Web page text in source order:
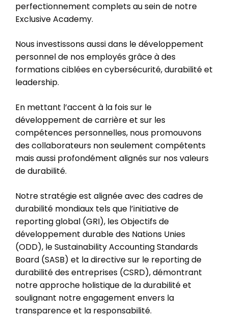
perfectionnement complets au sein de notre
Exclusive Academy.
Nous investissons aussi dans le développement
personnel de nos employés grâce à des
formations ciblées en cybersécurité, durabilité et
leadership.
En mettant l’accent à la fois sur le
développement de carrière et sur les
compétences personnelles, nous promouvons
des collaborateurs non seulement compétents
mais aussi profondément alignés sur nos valeurs
de durabilité.
Notre stratégie est alignée avec des cadres de
durabilité mondiaux tels que l’initiative de
reporting global (GRI), les Objectifs de
développement durable des Nations Unies
(ODD), le Sustainability Accounting Standards
Board (SASB) et la directive sur le reporting de
durabilité des entreprises (CSRD), démontrant
notre approche holistique de la durabilité et
soulignant notre engagement envers la
transparence et la responsabilité.